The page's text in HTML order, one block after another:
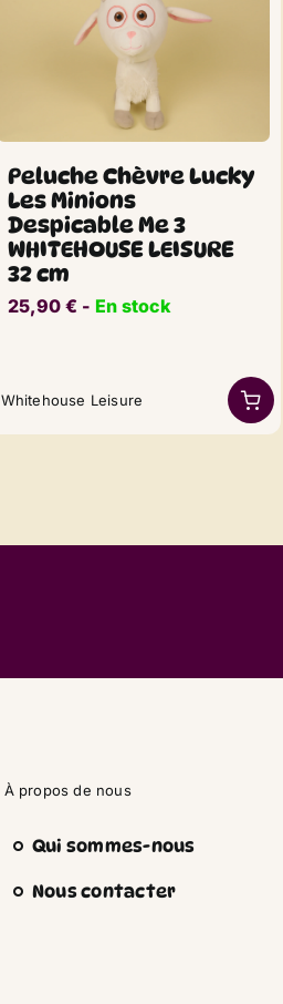
Peluche Chèvre Lucky
Les Minions
Despicable Me 3
WHITEHOUSE LEISURE
32 cm
25,90€ ​​ -En stock
Whitehouse Leisure
À propos de nous
Qui sommes-nous
Nous contacter